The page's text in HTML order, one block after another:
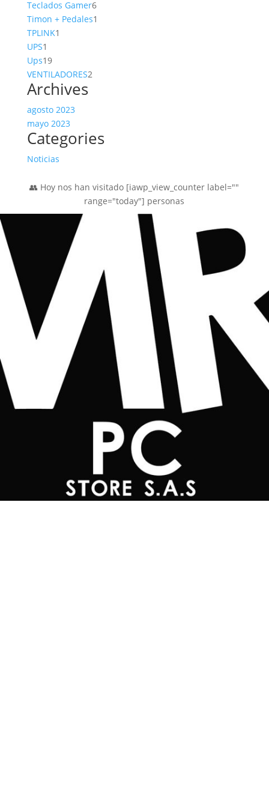
productos
Teclados Gamer66
productos
Timon + Pedales1
TPLINK1
UPS1
producto
Ups1919
productos
VENTILADORES22
Archives
agosto 2023
mayo 2023
Categories
Noticias
👥 Hoy nos han visitado [iawp_view_counter label=""
range="today"] personas